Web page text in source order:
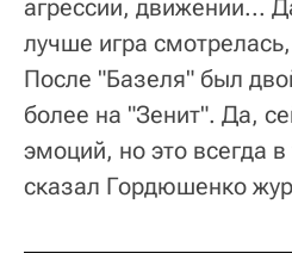
агрессии, движении...
лучше игра
После "Базеля" был
более на "Зенит". Да,
эмоций, но это всегда
сказал Гордюшенко